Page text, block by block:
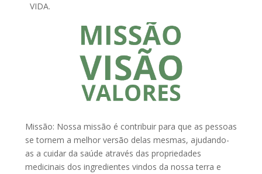
VIDA.
Missão: Nossa missão é contribuir para que as pessoas
se tornem a melhor versão delas mesmas, ajudando-
as a cuidar da saúde através das propriedades
medicinais dos ingredientes vindos da nossa terra e